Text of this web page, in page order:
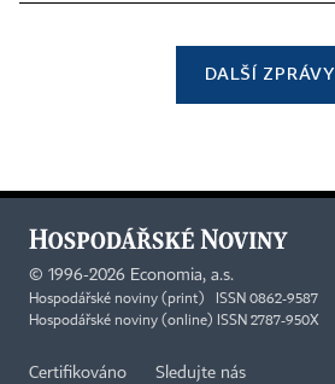
DALŠÍ ZPRÁVY
© 1996-2026 Economia, a.s.
Hospodářské noviny (print) ISSN 0862-9587
Hospodářské noviny (online) ISSN 2787-950X
Certifikováno Sledujte nás